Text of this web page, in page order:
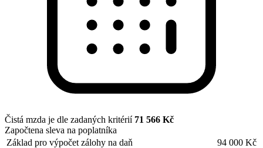
Čistá mzda je dle zadaných kritérií 71 566 Kč
Započtena sleva na poplatníka
Základ pro výpočet zálohy na daň
94 000 Kč